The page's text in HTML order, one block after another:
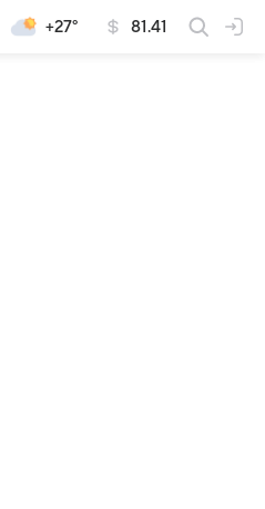
+27° 81.41